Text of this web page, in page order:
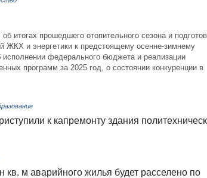
об итогах прошедшего отопительного сезона и
ЖКХ и энергетики к предстоящему осенне-зимнему
исполнении федерального бюджета и реализации
программ за 2025 год, о состоянии конкуренции в
к капремонту здания
м аварийного жилья будет расселено по